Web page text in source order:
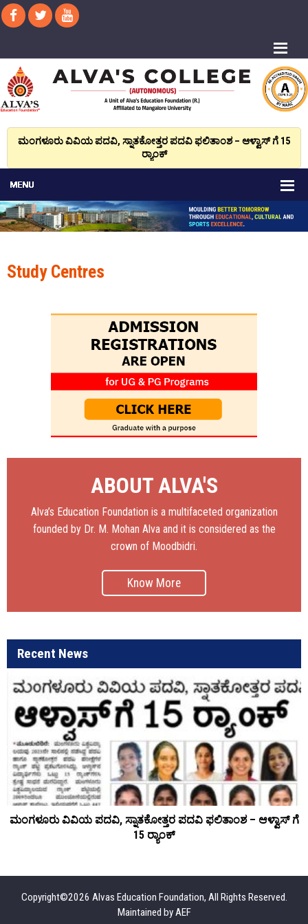
ಮಂಗಳೂರು ವಿವಿಯ ಪದವಿ, ಸ್ನಾತಕೋತ್ತರ ಪದವಿ ಫಲಿತಾಂಶ – ಆಳ್ವಾಸ್ ಗೆ 15
ರ್‍ಯಾಂಕ್‌
Study Centres
ABOUT ALVA'S
Alva’s Education Foundation is a multifaceted organization
founded by Dr. M. Mohan Alva and it is considered as the
crown of Moodbidri.
Know More
Recent News
ಮಂಗಳೂರು ವಿವಿಯ ಪದವಿ, ಸ್ನಾತಕೋತ್ತರ ಪದವಿ ಫಲಿತಾಂಶ – ಆಳ್ವಾಸ್ ಗೆ
15 ರ್‍ಯಾಂಕ್‌
Copyright©2026 Alvas Education Foundation, All Rights Reserved.
Maintained byAEF